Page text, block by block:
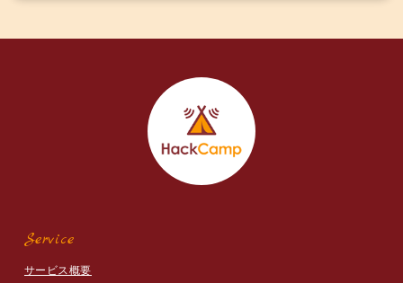
Service
サービス概要